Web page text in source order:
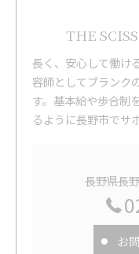
THE
長く、安心して働け
容師としてブランク
す。基本給や歩合制
るように長野市でサ
長野県長
お